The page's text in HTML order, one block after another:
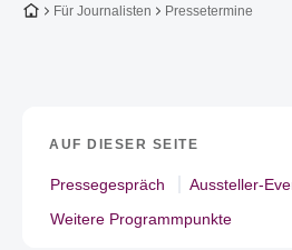
Zur Startseite
Für Journalisten Pressetermine
AUF DIESER SEITE
Pressegespräch
Aussteller-
Weitere Programmpunkte